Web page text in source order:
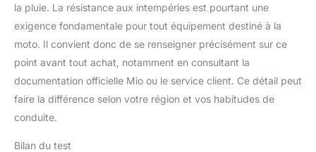
la pluie. La résistance aux intempéries est pourtant une
exigence fondamentale pour tout équipement destiné à la
moto. Il convient donc de se renseigner précisément sur ce
point avant tout achat, notamment en consultant la
documentation officielle Mio ou le service client. Ce détail peut
faire la différence selon votre région et vos habitudes de
conduite.
Bilan du test